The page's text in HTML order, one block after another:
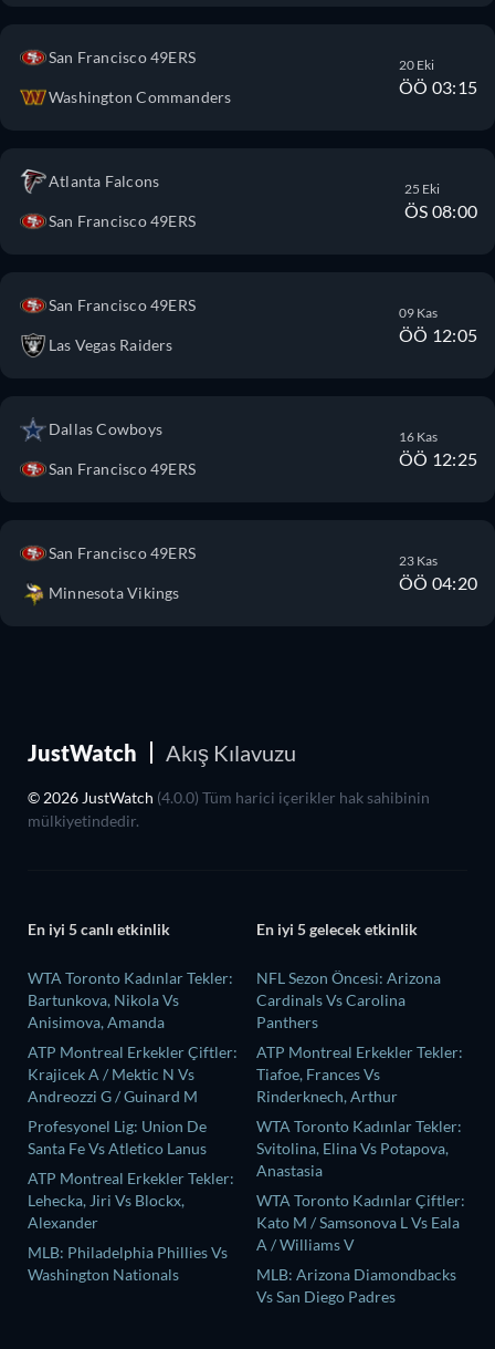
San Francisco 49ERS
Washington Commanders
20 Eki
ÖÖ 03:15
Atlanta Falcons
San Francisco 49ERS
25 Eki
ÖS 08:00
San Francisco 49ERS
Las Vegas Raiders
09 Kas
ÖÖ 12:05
Dallas Cowboys
San Francisco 49ERS
16 Kas
ÖÖ 12:25
San Francisco 49ERS
Minnesota Vikings
23 Kas
ÖÖ 04:20
JustWatch Akış Kılavuzu
© 2026 JustWatch (4.0.0) Tüm harici içerikler hak sahibinin
mülkiyetindedir.
En iyi 5 canlı etkinlik
WTA Toronto Kadınlar Tekler:
Bartunkova, Nikola Vs
Anisimova, Amanda
ATP Montreal Erkekler Çiftler:
Krajicek A / Mektic N Vs
Andreozzi G / Guinard M
Profesyonel Lig: Union De
Santa Fe Vs Atletico Lanus
ATP Montreal Erkekler Tekler:
Lehecka, Jiri Vs Blockx,
Alexander
MLB: Philadelphia Phillies Vs
Washington Nationals
En iyi 5 gelecek etkinlik
NFL Sezon Öncesi: Arizona
Cardinals Vs Carolina
Panthers
ATP Montreal Erkekler Tekler:
Tiafoe, Frances Vs
Rinderknech, Arthur
WTA Toronto Kadınlar Tekler:
Svitolina, Elina Vs Potapova,
Anastasia
WTA Toronto Kadınlar Çiftler:
Kato M / Samsonova L Vs Eala
A / Williams V
MLB: Arizona Diamondbacks
Vs San Diego Padres